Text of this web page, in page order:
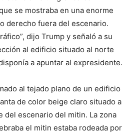
se mostraba en una enorme
derecho fuera del escenario.
dijo Trump y señaló a su
al edificio situado al norte
a apuntar al expresidente.
al tejado plano de un edificio
de color beige claro situado a
del escenario del mitin. La zona
el mitin estaba rodeada por